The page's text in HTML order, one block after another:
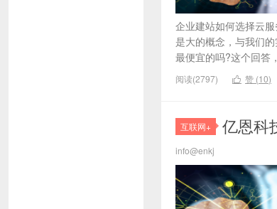
企业建站如何选择云
是大的概念，与我们
最便宜的吗?这个回答
阅读(2797)  赞 (10)
互联网+ 亿恩科
info@enkj